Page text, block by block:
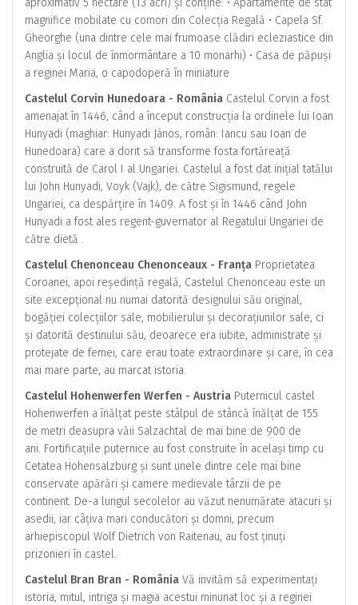
aproximativ 5 hectare (13 acri) și conține: • Apartamente de stat
magnifice mobilate cu comori din Colecția Regală • Capela Sf.
Gheorghe (una dintre cele mai frumoase clădiri ecleziastice din
Anglia și locul de înmormântare a 10 monarhi) • Casa de păpuși
a reginei Maria, o capodoperă în miniature
Castelul Corvin Hunedoara - România Castelul Corvin a fost
amenajat în 1446, când a început construcția la ordinele lui Ioan
Hunyadi (maghiar: Hunyadi János, român: Iancu sau Ioan de
Hunedoara) care a dorit să transforme fosta fortăreață
construită de Carol I al Ungariei. Castelul a fost dat inițial tatălui
lui John Hunyadi, Voyk (Vajk), de către Sigismund, regele
Ungariei, ca despărțire în 1409. A fost și în 1446 când John
Hunyadi a fost ales regent-guvernator al Regatului Ungariei de
către dietă .
Castelul Chenonceau Chenonceaux - Franța Proprietatea
Coroanei, apoi reședință regală, Castelul Chenonceau este un
site excepțional nu numai datorită designului său original,
bogăției colecțiilor sale, mobilierului și decorațiunilor sale, ci
și datorită destinului său, deoarece era iubite, administrate și
protejate de femei, care erau toate extraordinare și care, în cea
mai mare parte, au marcat istoria.
Castelul Hohenwerfen Werfen - Austria Puternicul castel
Hohenwerfen a înălțat peste stâlpul de stâncă înălțat de 155
de metri deasupra văii Salzachtal de mai bine de 900 de
ani. Fortificațiile puternice au fost construite în același timp cu
Cetatea Hohensalzburg și sunt unele dintre cele mai bine
conservate apărări și camere medievale târzii de pe
continent. De-a lungul secolelor au văzut nenumărate atacuri și
asedii, iar câțiva mari conducători și domni, precum
arhiepiscopul Wolf Dietrich von Raitenau, au fost ținuți
prizonieri în castel.
Castelul Bran Bran - România Vă invităm să experimentați
istoria, mitul, intriga și magia acestui minunat loc și a reginei